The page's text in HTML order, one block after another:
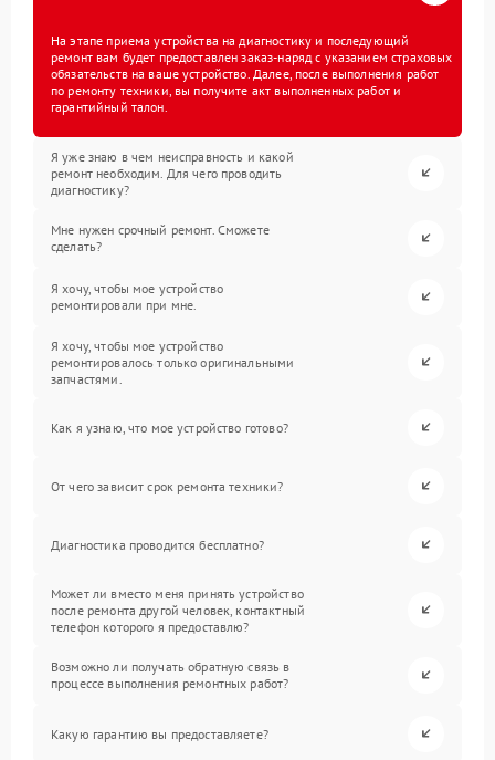
На этапе приема устройства на диагностику и последующий
ремонт вам будет предоставлен заказ-наряд с указанием страховых
обязательств на ваше устройство. Далее, после выполнения работ
по ремонту техники, вы получите акт выполненных работ и
гарантийный талон.
Я уже знаю в чем неисправность и какой
ремонт необходим. Для чего проводить
диагностику?
Мне нужен срочный ремонт. Сможете
сделать?
Я хочу, чтобы мое устройство
ремонтировали при мне.
Я хочу, чтобы мое устройство
ремонтировалось только оригинальными
запчастями.
Как я узнаю, что мое устройство готово?
От чего зависит срок ремонта техники?
Диагностика проводится бесплатно?
Может ли вместо меня принять устройство
после ремонта другой человек, контактный
телефон которого я предоставлю?
Возможно ли получать обратную связь в
процессе выполнения ремонтных работ?
Какую гарантию вы предоставляете?